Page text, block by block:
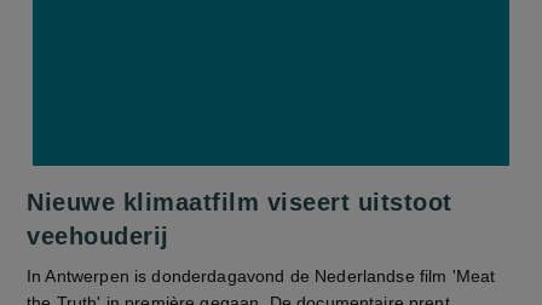
Nieuwe klimaatfilm viseert uitstoot
veehouderij
In Antwerpen is donderdagavond de Nederlandse film 'Meat